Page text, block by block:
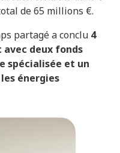
de 65 millions €.
partagé a conclu 4
deux fonds
spécialisée et un
énergies